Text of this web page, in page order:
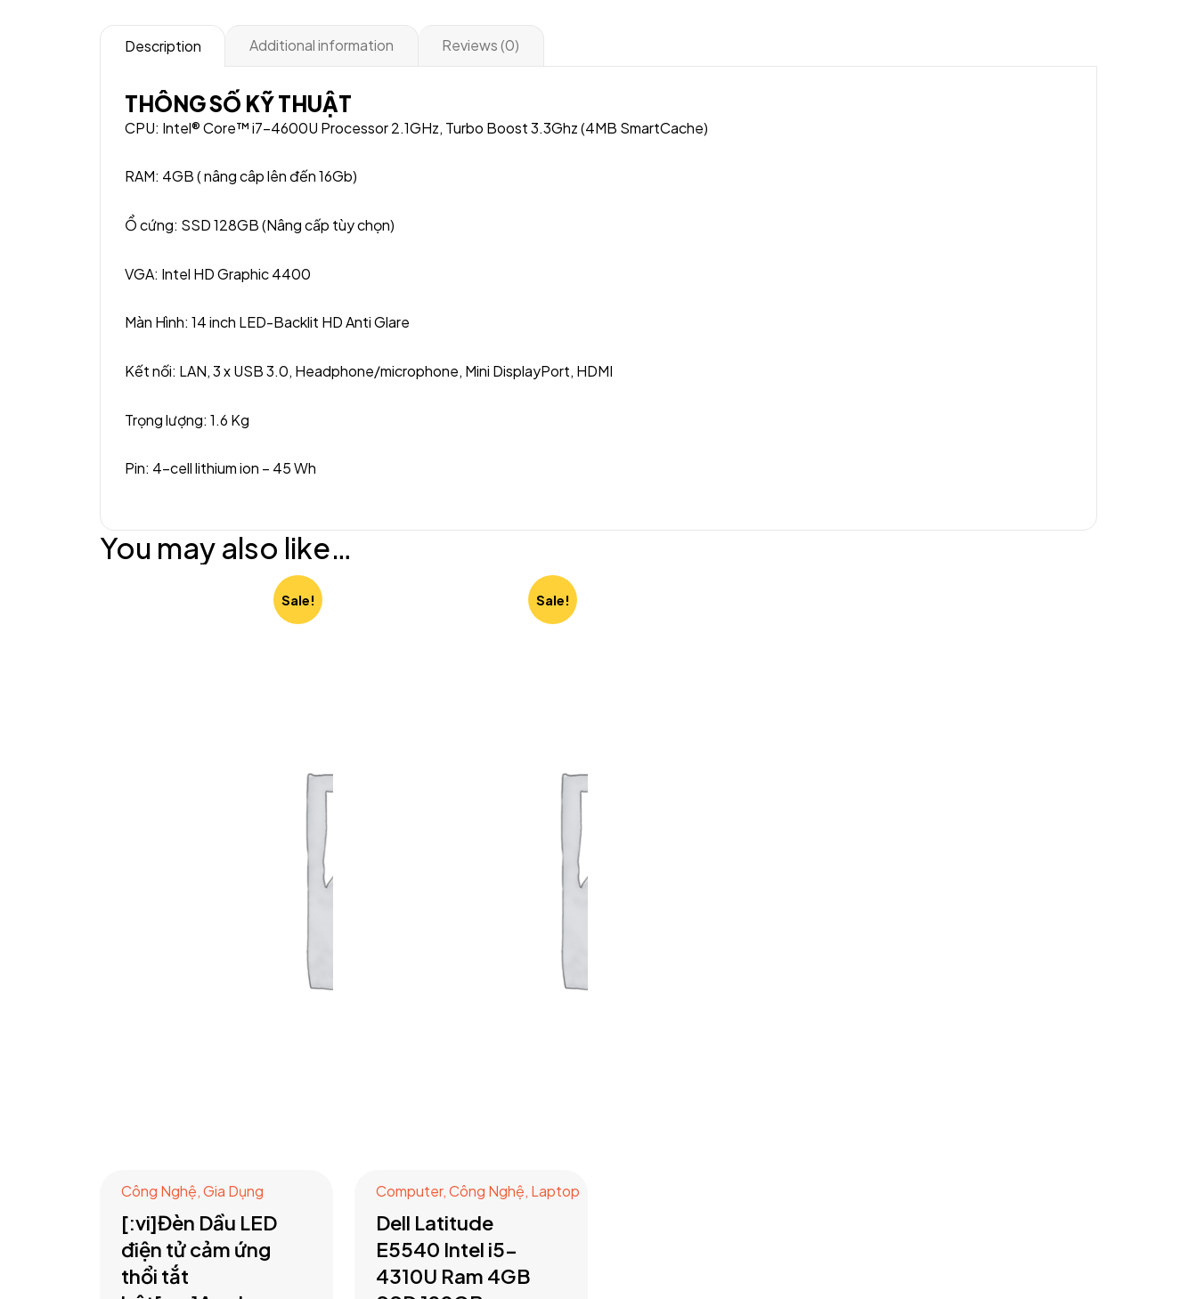
Description Additional information Reviews (0)
THÔNG SỐ KỸ THUẬT
CPU: Intel® Core™ i7-4600U Processor 2.1GHz, Turbo Boost 3.3Ghz (4MB SmartCache)
RAM: 4GB ( nâng câp lên đến 16Gb)
Ổ cứng: SSD 128GB (Nâng cấp tùy chọn)
VGA: Intel HD Graphic 4400
Màn Hình: 14 inch LED-Backlit HD Anti Glare
Kết nối: LAN, 3 x USB 3.0, Headphone/microphone, Mini DisplayPort, HDMI
Trọng lượng: 1.6 Kg
Pin: 4-cell lithium ion – 45 Wh
You may also like…
Sale!
Công Nghệ,Gia Dụng
[:vi]Đèn Dầu LED
điện tử cảm ứng
thổi tắt
Sale!
Computer,Công Nghệ, Laptop
Dell Latitude
E5540 Intel i5-
4310U Ram 4GB